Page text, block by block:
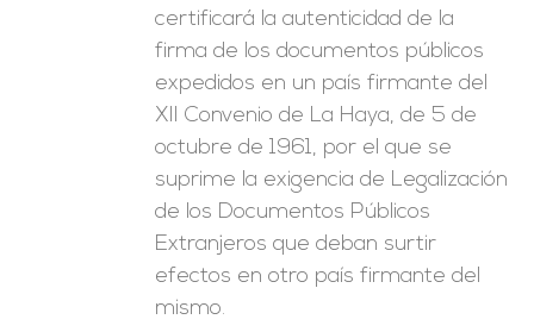
certificará la autenticidad de la
firma de los documentos públicos
expedidos en un país firmante del
XII Convenio de La Haya, de 5 de
octubre de 1961, por el que se
suprime la exigencia de Legalización
de los Documentos Públicos
Extranjeros que deban surtir
efectos en otro país firmante del
mismo.